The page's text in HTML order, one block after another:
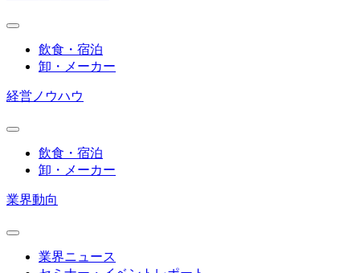
飲食・宿泊
卸・メーカー
経営ノウハウ
飲食・宿泊
卸・メーカー
業界動向
業界ニュース